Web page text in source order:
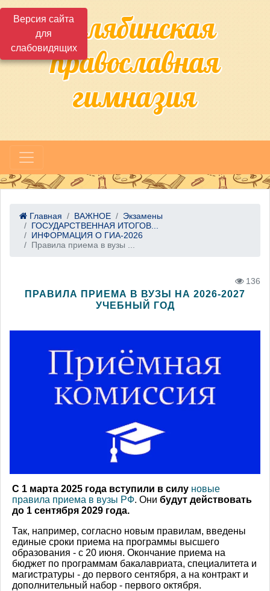
Версия сайта
для
слабовидящихЧелябинская
православная
гимназия
Главная ВАЖНОЕ
Экзамены
ГОСУДАРСТВЕННАЯ ИТОГОВ...
ИНФОРМАЦИЯ О ГИА-2026
Правила приема в вузы ...
136
ПРАВИЛА ПРИЕМА В ВУЗЫ НА 2026-2027
УЧЕБНЫЙ ГОД
С 1 марта 2025 года вступили в силу новые
правила приема в вузы РФ. Они будут действовать
до 1 сентября 2029 года.
Так, например, согласно новым правилам, введены
единые сроки приема на программы высшего
образования - с 20 июня. Окончание приема на
бюджет по программам бакалавриата, специалитета и
магистратуры - до первого сентября, а на контракт и
дополнительный набор - первого октября.